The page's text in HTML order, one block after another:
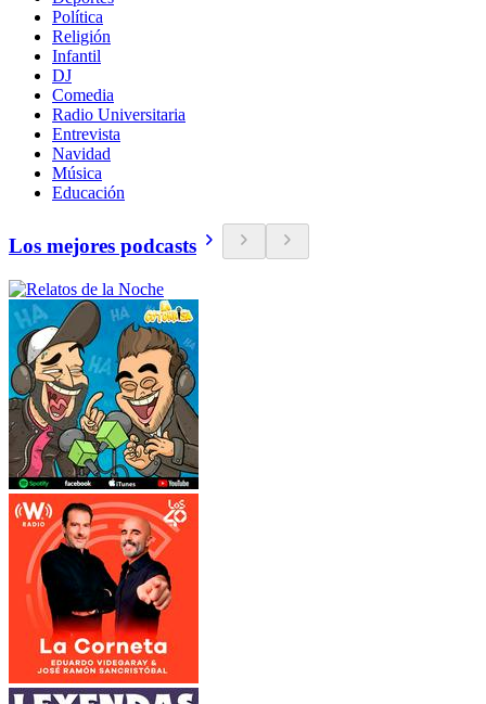
Política
Religión
Infantil
DJ
Comedia
Radio Universitaria
Entrevista
Navidad
Música
Educación
Los mejores podcasts